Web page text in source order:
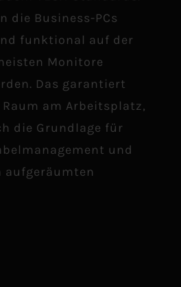
die Business-PCs
funktional auf der
Monitore
Das garantiert
am Arbeitsplatz,
die Grundlage für
und